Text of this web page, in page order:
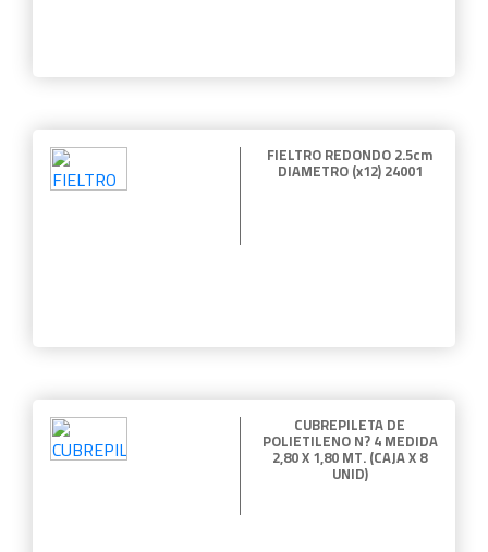
FIELTRO REDONDO 2.5cm
DIAMETRO (x12) 24001
CUBREPILETA DE
POLIETILENO N? 4 MEDIDA
2,80 X 1,80 MT. (CAJA X 8
UNID)